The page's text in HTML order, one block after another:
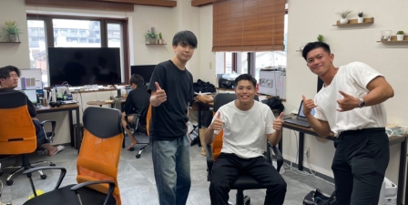
て
感
じ
る
こ
と
【株
式
会
社